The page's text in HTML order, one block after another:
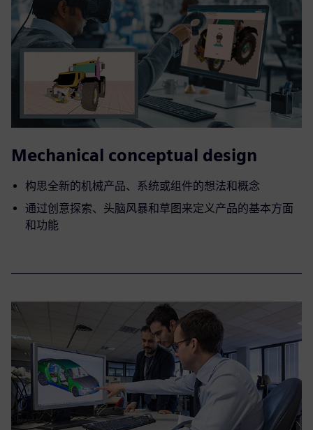
Mechanical conceptual design
构思全新的机械产品、系统或组件的想法和概念
通过创意探索、头脑风暴和草图来定义产品的基本方面
和功能